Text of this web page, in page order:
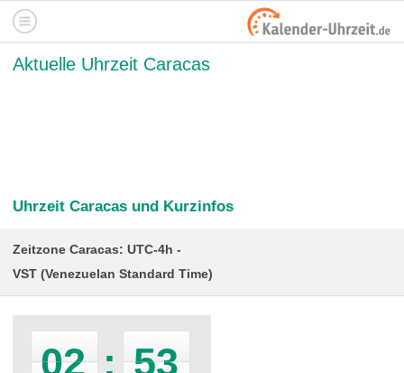
Aktuelle Uhrzeit Caracas
Uhrzeit Caracas und Kurzinfos
Zeitzone Caracas: UTC-4h
VST (Venezuelan Standard Time)
02 : 53